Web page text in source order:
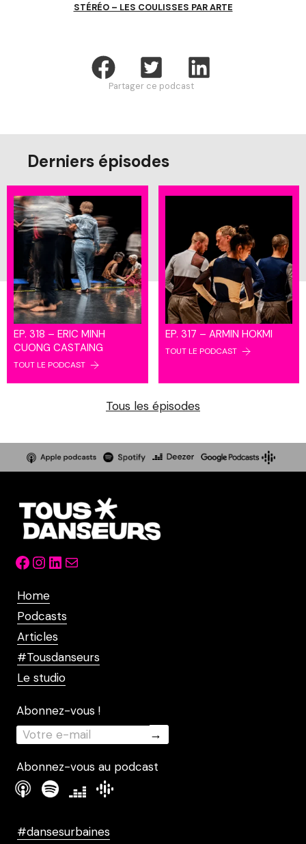
STÉRÉO – LES COULISSES PAR ARTE
Partager ce podcast
Derniers épisodes
EP. 318 – ERIC MINH
CUONG CASTAING
TOUT LE PODCAST
EP. 317 – ARMIN HOKMI
TOUT LE PODCAST
Tous les épisodes
Facebook
Instagram
LinkedIn
Mail
Home
Podcasts
Articles
#Tousdanseurs
Le studio
Abonnez-vous !
Abonnez-vous au podcast
#dansesurbaines